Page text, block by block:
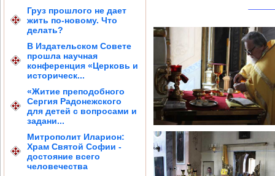
Груз прошлого не дает
жить по-новому. Что
делать?
В Издательском Совете
прошла научная
конференция «Церковь и
историческ...
«Житие преподобного
Сергия Радонежского
для детей с вопросами и
задани...
Митрополит Иларион:
Храм Святой Софии -
достояние всего
человечества